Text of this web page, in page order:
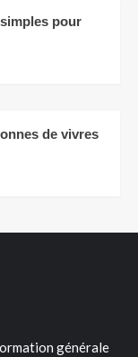
pour
de vivres
générale